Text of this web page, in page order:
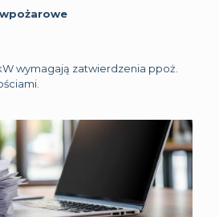
wymagają zatwierdzenia ppoż.